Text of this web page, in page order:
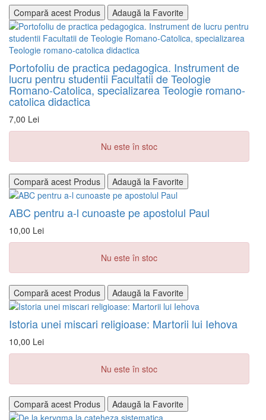
Compară acest Produs Adaugă la Favorite
Portofoliu de practica pedagogica. Instrument de
lucru pentru studentii Facultatii de Teologie
Romano-Catolica, specializarea Teologie romano-
catolica didactica
7,00 Lei
Nu este în stoc
Compară acest Produs Adaugă la Favorite
ABC pentru a-l cunoaste pe apostolul Paul
10,00 Lei
Nu este în stoc
Compară acest Produs Adaugă la Favorite
Istoria unei miscari religioase: Martorii lui Iehova
10,00 Lei
Nu este în stoc
Compară acest Produs Adaugă la Favorite